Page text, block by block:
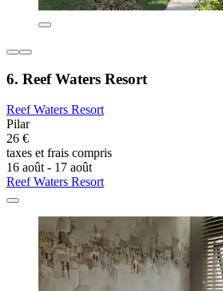
6. Reef Waters Resort
Reef Waters Resort
Pilar
26 €
taxes et frais compris
16 août - 17 août
Reef Waters Resort